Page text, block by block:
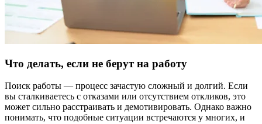
Что делать, если не берут на работу
Поиск работы — процесс зачастую сложный и долгий. Если
вы сталкиваетесь с отказами или отсутствием откликов, это
может сильно расстраивать и демотивировать. Однако важно
понимать, что подобные ситуации встречаются у многих, и